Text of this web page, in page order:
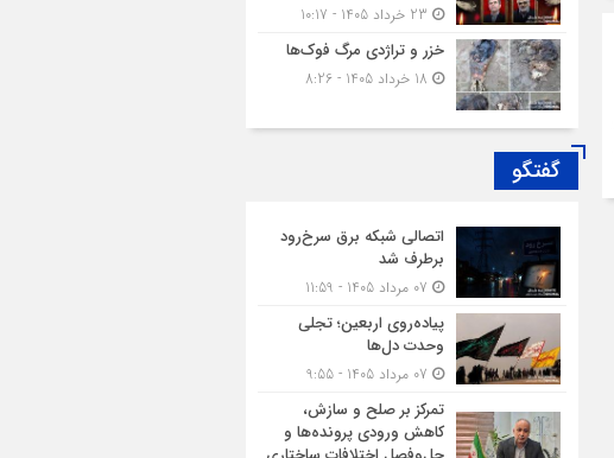
خزر و تراژدی مرگ فوک‌ها
گفتگو
اتصالی شبکه برق سرخ‌رود
برطرف شد
پیاده‌روی اربعین؛ تجلی
وحدت دل‌ها
تمرکز بر صلح و سازش،
کاهش ورودی پرونده‌ها و